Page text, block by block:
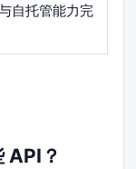
自托管能力完
API？